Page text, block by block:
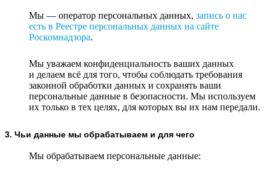
Мы — оператор персональных данных, запись о нас
есть в Реестре персональных данных на сайте
Роскомнадзора.
Мы уважаем конфиденциальность ваших данных
и делаем всё для того, чтобы соблюдать требования
законной обработки данных и сохранять ваши
персональные данные в безопасности. Мы используем
их только в тех целях, для которых вы их нам передали.
3. Чьи данные мы обрабатываем и для чего
Мы обрабатываем персональные данные: